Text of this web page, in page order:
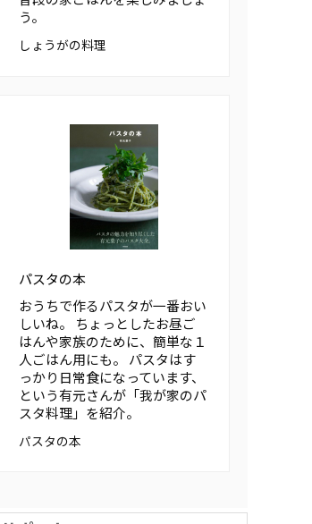
う。
しょうがの料理
パスタの本
おうちで作るパスタが一番おい
しいね。 ちょっとしたお昼ご
はんや家族のために、簡単な１
人ごはん用にも。 パスタはす
っかり日常食になっています、
という有元さんが「我が家のパ
スタ料理」を紹介。
パスタの本